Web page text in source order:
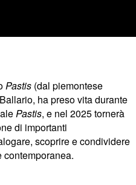
Pastis (dal piemontese
ha preso vita durante
Pastis, e nel 2025 tornerà
di importanti
scoprire e condividere
contemporanea.